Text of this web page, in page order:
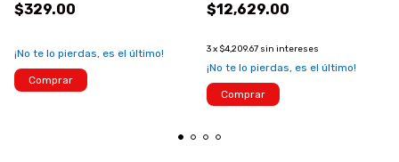
$329.00
¡No te lo pierdas, es el último!
Comprar
$12,629.00
3x $4,209.67 sin intereses
¡No te lo pierdas, es el último!
Comprar